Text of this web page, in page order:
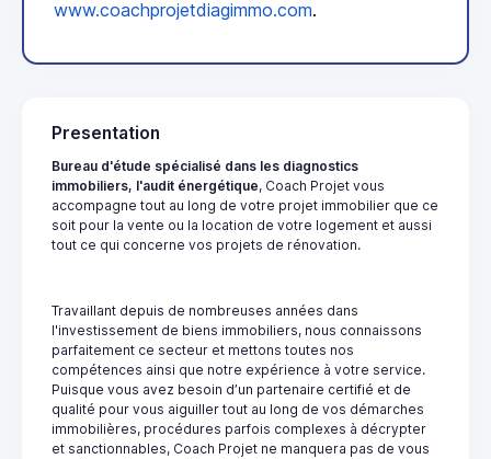
www.coachprojetdiagimmo.com.
Presentation
Bureau d'étude spécialisé dans les diagnostics
immobiliers, l'audit énergétique, Coach Projet vous
accompagne tout au long de votre projet immobilier que ce
soit pour la vente ou la location de votre logement et aussi
tout ce qui concerne vos projets de rénovation.
Travaillant depuis de nombreuses années dans
l'investissement de biens immobiliers, nous connaissons
parfaitement ce secteur et mettons toutes nos
compétences ainsi que notre expérience à votre service.
Puisque vous avez besoin d’un partenaire certifié et de
qualité pour vous aiguiller tout au long de vos démarches
immobilières, procédures parfois complexes à décrypter
et sanctionnables, Coach Projet ne manquera pas de vous